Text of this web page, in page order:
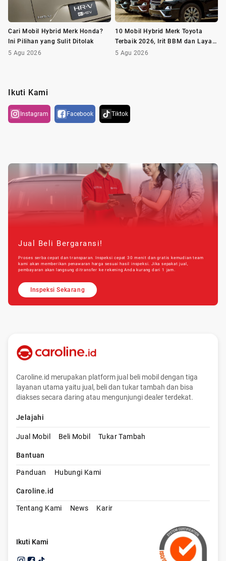
Cari Mobil Hybrid Merk Honda?
Ini Pilihan yang Sulit Ditolak
5 Agu 2026
10 Mobil Hybrid Merk Toyota
Terbaik 2026, Irit BBM dan Layak
Dibeli
5 Agu 2026
Ikuti Kami
Instagram Facebook Tiktok
Jual Beli Bergaransi!
Proses serba cepat dan transparan. Inspeksi cepat 30 menit dan gratis kemudian team
kami akan memberikan penawaran harga sesuai hasil inspeksi. Jika sepakat jual,
pembayaran akan langsung ditransfer ke rekening Anda kurang dari 1 jam.
Inspeksi Sekarang
Caroline.id merupakan platform jual beli mobil dengan tiga
layanan utama yaitu jual, beli dan tukar tambah dan bisa
diakses secara daring atau mengunjungi dealer terdekat.
Jelajahi
Jual Mobil Beli Mobil Tukar Tambah
Bantuan
Panduan Hubungi Kami
Caroline.id
Tentang Kami News Karir
Ikuti Kami